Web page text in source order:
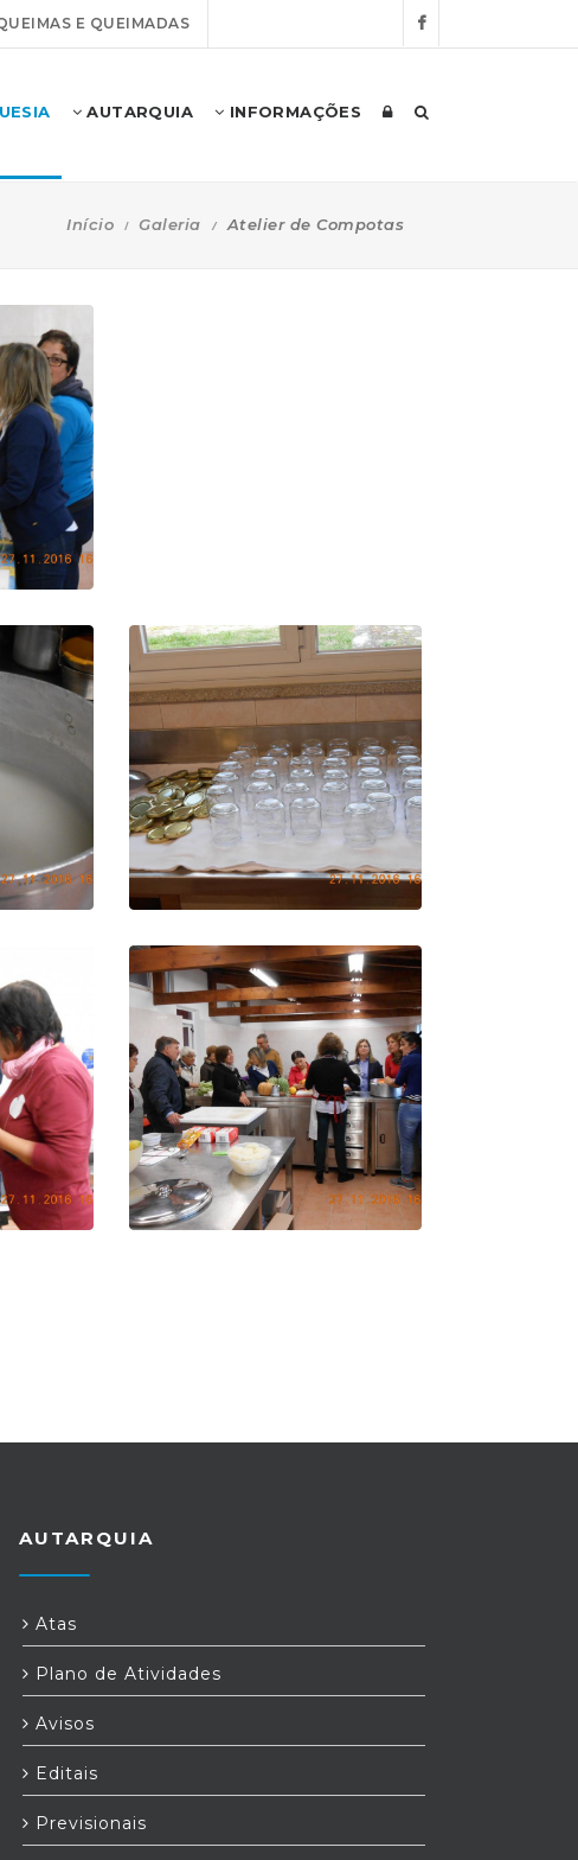
E QUEIMADAS
AUTARQUIA INFORMAÇÕES
Início Galeria Atelier de Compotas
AUTARQUIA
Atas
Plano de Atividades
Avisos
Editais
Previsionais